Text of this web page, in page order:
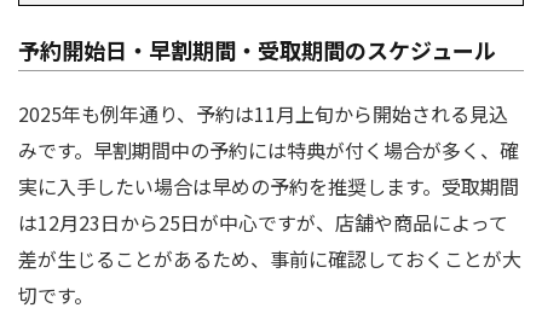
予約開始日・早割期間・受取期間のスケジュール
2025年も例年通り、予約は11月上旬から開始される見込
みです。早割期間中の予約には特典が付く場合が多く、確
実に入手したい場合は早めの予約を推奨します。受取期間
は12月23日から25日が中心ですが、店舗や商品によって
差が生じることがあるため、事前に確認しておくことが大
切です。